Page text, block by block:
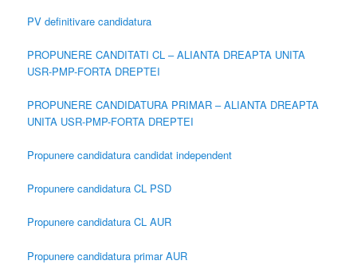
PV definitivare candidatura
PROPUNERE CANDITATI CL – ALIANTA DREAPTA UNITA
USR-PMP-FORTA DREPTEI
PROPUNERE CANDIDATURA PRIMAR – ALIANTA DREAPTA
UNITA USR-PMP-FORTA DREPTEI
Propunere candidatura candidat independent
Propunere candidatura CL PSD
Propunere candidatura CL AUR
Propunere candidatura primar AUR